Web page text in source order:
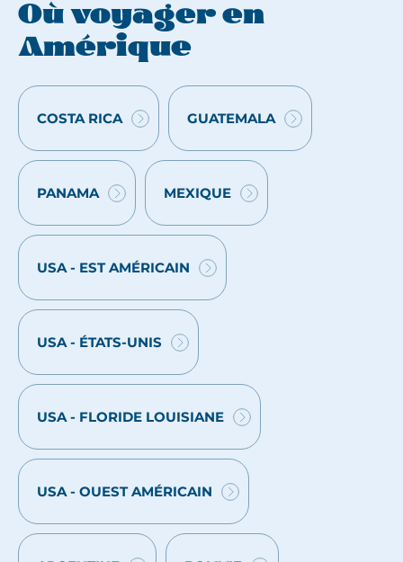
Où voyager en
Amérique
VOYAGES
COSTA RICA
VOYAGES
GUATEMALA
VOYAGES
PANAMA
VOYAGES
MEXIQUE
VOYAGES
USA - EST AMÉRICAIN
VOYAGES
USA - ÉTATS-UNIS
VOYAGES
USA - FLORIDE LOUISIANE
VOYAGES
USA - OUEST AMÉRICAIN